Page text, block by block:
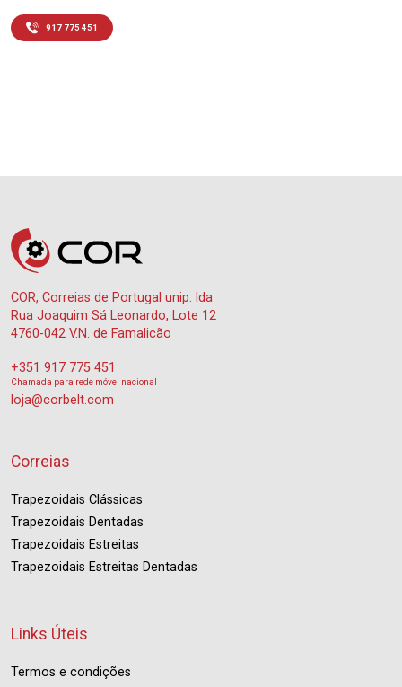
917 775 451
COR, Correias de Portugal unip. lda
Rua Joaquim Sá Leonardo, Lote 12
4760-042 V.N. de Famalicão
+351 917 775 451
Chamada para rede móvel nacional
loja@corbelt.com
Correias
Trapezoidais Clássicas
Trapezoidais Dentadas
Trapezoidais Estreitas
Trapezoidais Estreitas Dentadas
Links Úteis
Termos e condições